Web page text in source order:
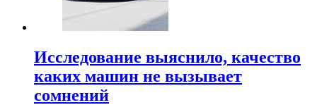
Исследование выяснило, качество
каких машин не вызывает
сомнений